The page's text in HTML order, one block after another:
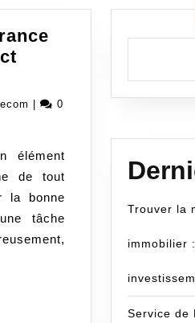
obledassurancecom
0
élément
de tout
la bonne
tâche
Trouver la
immobilier
Service de